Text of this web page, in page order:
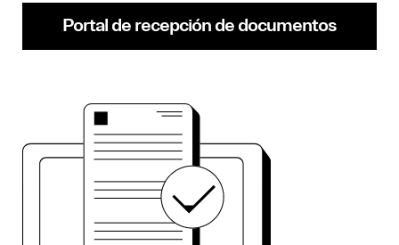
Portal de recepción de documentos